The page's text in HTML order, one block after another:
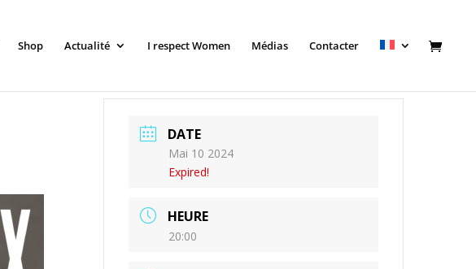
Shop Actualité I respect Women Médias Contacter
DATE
Mai 10 2024
Expired!
HEURE
20:00